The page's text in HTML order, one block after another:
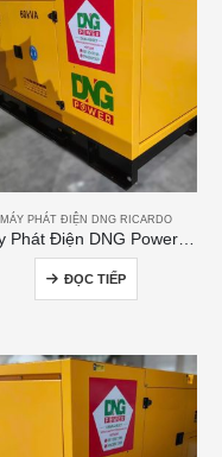
MÁY PHÁT ĐIỆN DNG RICARDO
ĐỌC TIẾP